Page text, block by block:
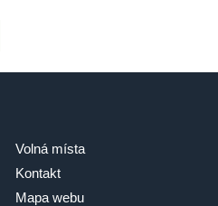
Volná místa
Kontakt
Mapa webu